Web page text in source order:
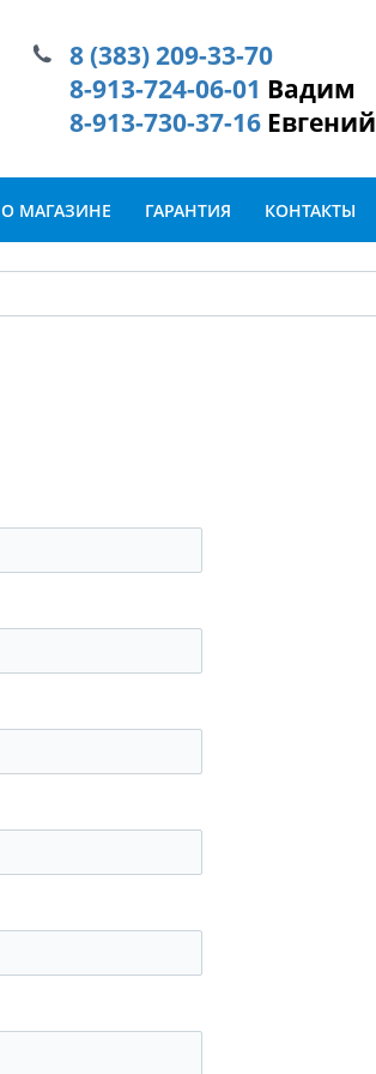
8 (383) 209-33-70
8-913-724-06-01 Вадим
8-913-730-37-16 Евгений
О МАГАЗИНЕ ГАРАНТИЯ КОНТАКТЫ